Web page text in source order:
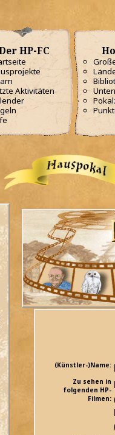
HP-FC
Aktivitäten
(Künstler-)Name:
Zu sehen in
folgenden HP-
Filmen: